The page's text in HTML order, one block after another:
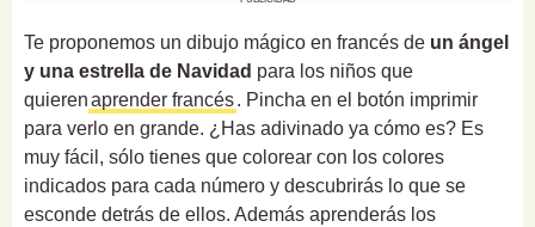
Te proponemos un dibujo mágico en francés de un ángel
y una estrella de Navidad para los niños que
quierenaprender francés. Pincha en el botón imprimir
para verlo en grande. ¿Has adivinado ya cómo es? Es
muy fácil, sólo tienes que colorear con los colores
indicados para cada número y descubrirás lo que se
esconde detrás de ellos. Además aprenderás los